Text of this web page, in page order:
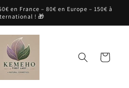
en France – 80€ en Europe – 150€ à
! 🎁
Panier